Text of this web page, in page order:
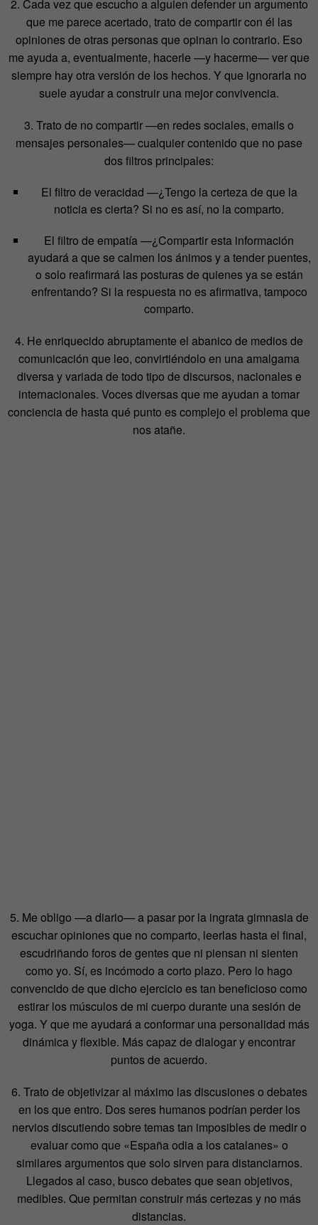
2. Cada vez que escucho a alguien defender un argumento
que me parece acertado, trato de compartir con él las
opiniones de otras personas que opinan lo contrario. Eso
me ayuda a, eventualmente, hacerle —y hacerme— ver que
siempre hay otra versión de los hechos. Y que ignorarla no
suele ayudar a construir una mejor convivencia.
3. Trato de no compartir —en redes sociales, emails o
mensajes personales— cualquier contenido que no pase
dos filtros principales:
El filtro de veracidad —¿Tengo la certeza de que la
noticia es cierta? Si no es así, no la comparto.
El filtro de empatía —¿Compartir esta información
ayudará a que se calmen los ánimos y a tender puentes,
o solo reafirmará las posturas de quienes ya se están
enfrentando? Si la respuesta no es afirmativa, tampoco
comparto.
4. He enriquecido abruptamente el abanico de medios de
comunicación que leo, convirtiéndolo en una amalgama
diversa y variada de todo tipo de discursos, nacionales e
internacionales. Voces diversas que me ayudan a tomar
conciencia de hasta qué punto es complejo el problema que
nos atañe.
5. Me obligo —a diario— a pasar por la ingrata gimnasia de
escuchar opiniones que no comparto, leerlas hasta el final,
escudriñando foros de gentes que ni piensan ni sienten
como yo. Sí, es incómodo a corto plazo. Pero lo hago
convencido de que dicho ejercicio es tan beneficioso como
estirar los músculos de mi cuerpo durante una sesión de
yoga. Y que me ayudará a conformar una personalidad más
dinámica y flexible. Más capaz de dialogar y encontrar
puntos de acuerdo.
6. Trato de objetivizar al máximo las discusiones o debates
en los que entro. Dos seres humanos podrían perder los
nervios discutiendo sobre temas tan imposibles de medir o
evaluar como que «España odia a los catalanes» o
similares argumentos que solo sirven para distanciarnos.
Llegados al caso, busco debates que sean objetivos,
medibles. Que permitan construir más certezas y no más
distancias.